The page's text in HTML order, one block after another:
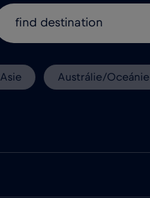
Asie Austrálie/Oceánie